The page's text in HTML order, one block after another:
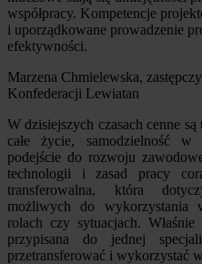
współpracy. Kompetencje
i uporządkowane prowadzenie
efektywności.
Marzena Chmielewska,
Konfederacji Lewiatan
W dzisiejszych czasach cenne
całe życie, samodzielność
podejście do rozwoju
technologii i zasad pracy
transferowalna, która
możliwych do wykorzystania
rolach czy sytuacjach.
przypisana do jednej
przetransferować i wykorzystać